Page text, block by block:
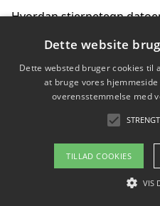
Hvordan stjernetegn
Bæredygtige gadgets til
Om / kontakt
Dette website
Dette websted bruger cookies til
at bruge vores
overensstemmelse med
TILLAD COOKIES
VIS